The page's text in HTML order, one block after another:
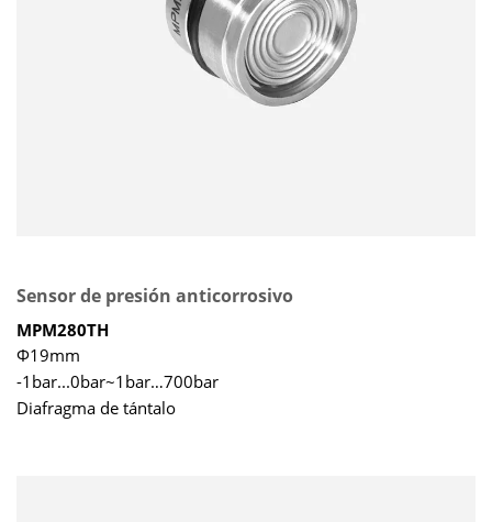
Sensor de presión anticorrosivo
MPM280TH
Φ19mm
-1bar...0bar~1bar…700bar
Diafragma de tántalo